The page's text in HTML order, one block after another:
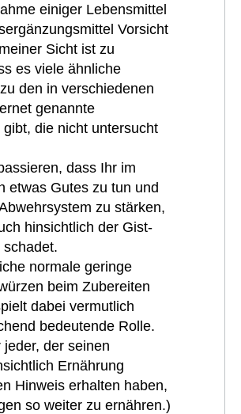
einiger Lebensmittel
Vorsicht
Sicht ist zu
es viele ähnliche
den in verschiedenen
genannte
die nicht untersucht
dass Ihr im
etwas Gutes zu tun und
zu stärken,
hinsichtlich der Gist-
normale geringe
beim Zubereiten
dabei vermutlich
bedeutende Rolle.
der seinen
Ernährung
Hinweis erhalten haben,
so weiter zu ernähren.)